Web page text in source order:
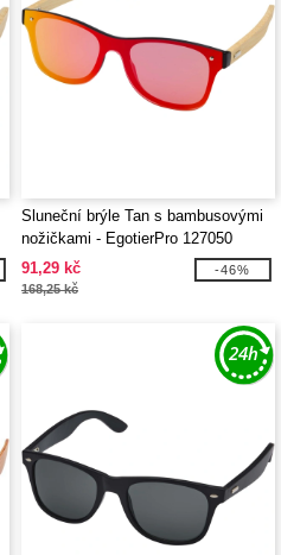
Sluneční brýle Tan s bambusovými
nožičkami - EgotierPro 127050
91,29 kč
168,25 kč
-46%